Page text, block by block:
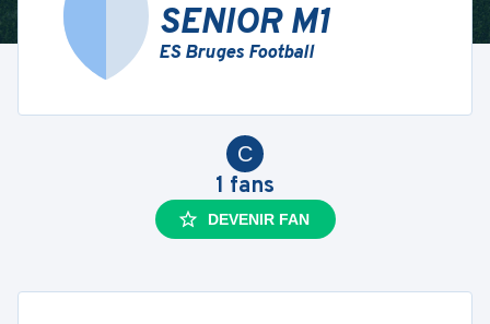
SENIOR M1
ES Bruges Football
C
1 fans
DEVENIR FAN